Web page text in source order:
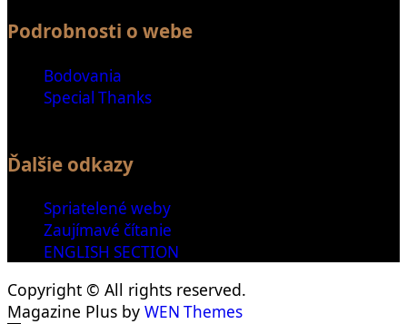
Podrobnosti o webe
Bodovania
Special Thanks
Ďalšie odkazy
Spriatelené weby
Zaujímavé čítanie
ENGLISH SECTION
Copyright © All rights reserved.
Magazine Plus by WEN Themes